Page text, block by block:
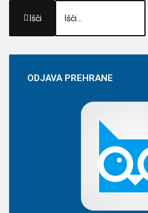
Išči
ODJAVAPREHRANE